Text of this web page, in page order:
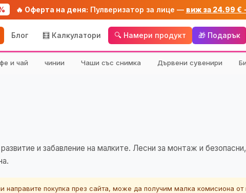
🔥 Оферта на деня: Пулверизатор за лице — виж за 24.99 €
Блог 🧮 Калкулатори 🔍 Намери продукт 🎁 Подарък
и чай чинии Чаши със снимка Дървени сувенири
и забавление на малките. Лесни за монтаж и
направите покупка през сайта, може да получим малка комисиона от